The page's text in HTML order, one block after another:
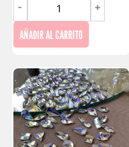
- +
AÑADIR AL CARRITO